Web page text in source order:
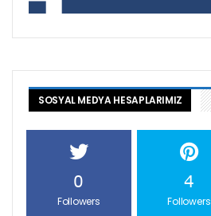
SOSYAL MEDYA HESAPLARIMIZ
0
Followers
4
Followers